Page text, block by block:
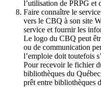
l’utilisation de PRPG et
Faire connaître le
vers le CBQ à son site
service et fournir les
Le logo du CBQ peut
ou de communication
l’emploie doit toutefois
Pour recevoir le fichier
bibliothèques du
prêt entre bibliothèques